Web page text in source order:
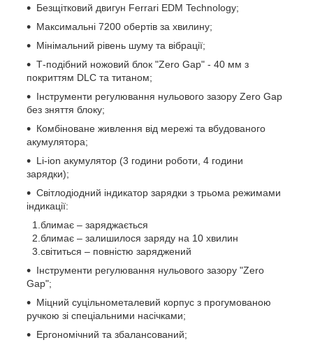
Безщітковий двигун Ferrari EDM Technology;
Максимальні 7200 обертів за хвилину;
Мінімальний рівень шуму та вібрації;
Т-подібний ножовий блок "Zero Gap" - 40 мм з
покриттям DLC та титаном;
Інструменти регулювання нульового зазору Zero Gap
без зняття блоку;
Комбіноване живлення від мережі та вбудованого
акумулятора;
Li-ion акумулятор (3 години роботи, 4 години
зарядки);
Світлодіодний індикатор зарядки з трьома режимами
індикації:
1.блимає – заряджається
2.блимає – залишилося заряду на 10 хвилин
3.світиться – повністю заряджений
Інструменти регулювання нульового зазору "Zero
Gap";
Міцний суцільнометалевий корпус з прогумованою
ручкою зі спеціальними насічками;
Ергономічний та збалансований;